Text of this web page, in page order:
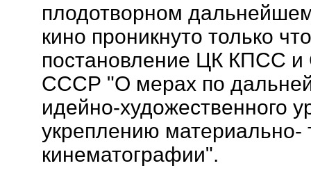
плодотворном дальнейшем
кино проникнуто только
постановление ЦК КПСС и
СССР "О мерах по
идейно-художественного
укреплению материально-
кинематографии".